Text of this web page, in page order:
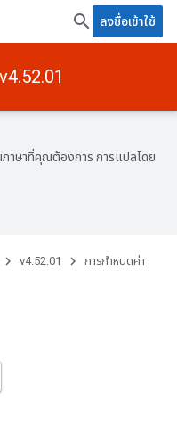
ลงชื่อเข้าใช้
v4.52.01
ภาษาที่คุณต้องการ การแปลโดย
v4.52.01 การกำหนดค่า